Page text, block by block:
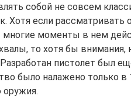
собой не совсем
Хотя если рассматривать
многие моменты в нем
то хотя бы внимания,
пистолет был
было налажено только в
оружия.